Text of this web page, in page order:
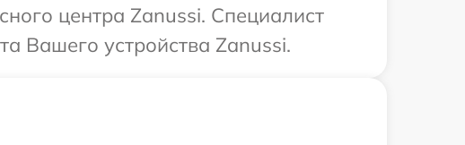
центра Zanussi. Специалист
Вашего устройства Zanussi.